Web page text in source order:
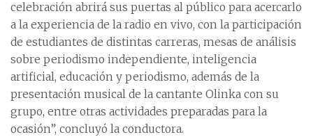
celebración abrirá sus puertas al público para acercarlo
a la experiencia de la radio en vivo, con la participación
de estudiantes de distintas carreras, mesas de análisis
sobre periodismo independiente, inteligencia
artificial, educación y periodismo, además de la
presentación musical de la cantante Olinka con su
grupo, entre otras actividades preparadas para la
ocasión”, concluyó la conductora.